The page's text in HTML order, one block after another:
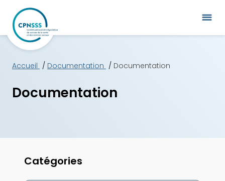
Accueil Documentation Documentation
Documentation
Catégories